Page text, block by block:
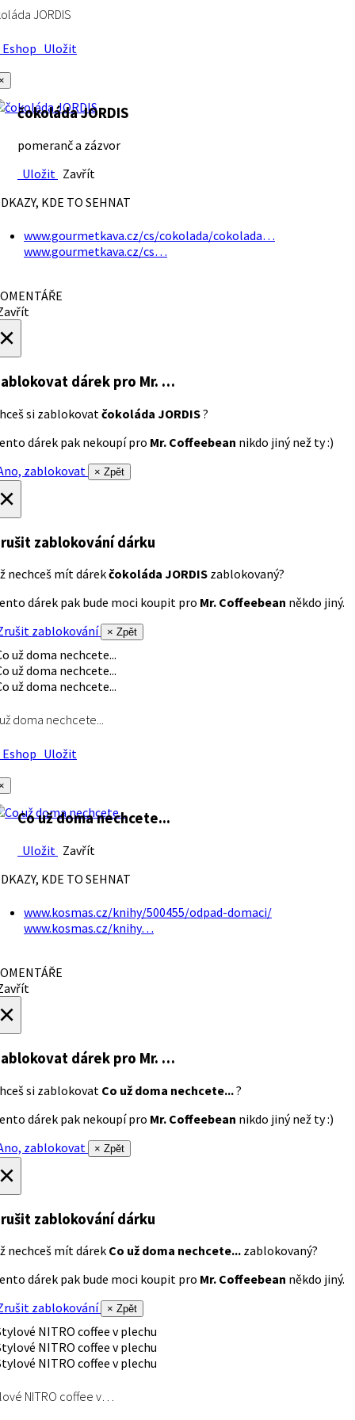
JORDIS
Uložit
čokoláda JORDIS
pomeranč a zázvor
Uložit Zavřít
KDE TO SEHNAT
www.gourmetkava.cz/cs/cokolada/cokolada…
www.gourmetkava.cz/cs…
dárek pro Mr. …
si zablokovat čokoláda JORDIS?
dárek pak nekoupí pro Mr. Coffeebean nikdo jiný než ty :)
zablokovat
× Zpět
zablokování dárku
nechceš mít dárekčokoláda JORDIS zablokovaný?
dárek pak bude moci koupit pro Mr. Coffeebean někdo jiný.
zablokování
× Zpět
doma nechcete...
Uložit
Co už doma nechcete...
Uložit Zavřít
KDE TO SEHNAT
www.kosmas.cz/knihy/500455/odpad-domaci/
www.kosmas.cz/knihy…
dárek pro Mr. …
si zablokovat Co už doma nechcete...?
dárek pak nekoupí pro Mr. Coffeebean nikdo jiný než ty :)
zablokovat
× Zpět
zablokování dárku
nechceš mít dárek Co už doma nechcete... zablokovaný?
dárek pak bude moci koupit pro Mr. Coffeebean někdo jiný.
zablokování
× Zpět
NITRO coffee v…